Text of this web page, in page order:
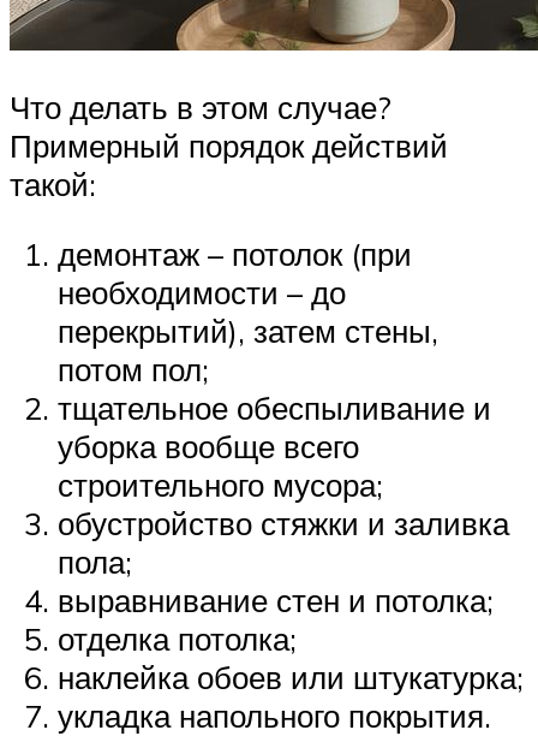
Что делать в этом случае?
Примерный порядок действий
такой:
демонтаж – потолок (при
необходимости – до
перекрытий), затем стены,
потом пол;
тщательное обеспыливание и
уборка вообще всего
строительного мусора;
обустройство стяжки и заливка
пола;
выравнивание стен и потолка;
отделка потолка;
наклейка обоев или штукатурка;
укладка напольного покрытия.